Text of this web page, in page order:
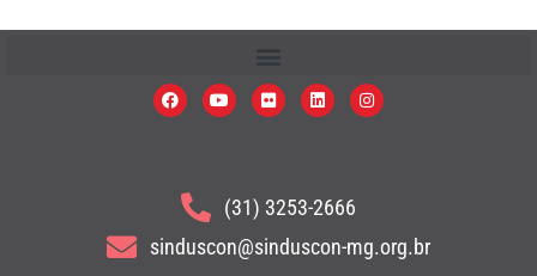
(31) 3253-2666
sinduscon@sinduscon-mg.org.br